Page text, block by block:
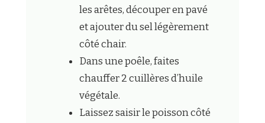
les arêtes, découper en pavé
et ajouter du sel légèrement
côté chair.
Dans une poêle, faites
chauffer 2 cuillères d’huile
végétale.
Laissez saisir le poisson côté